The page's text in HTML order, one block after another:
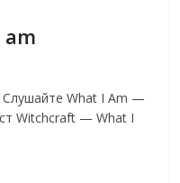
What I Am —
Witchcraft — What I